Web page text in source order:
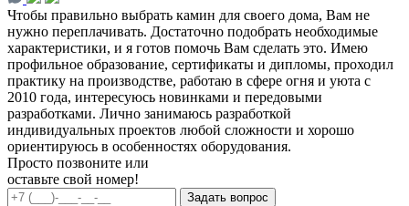
Чтобы правильно выбрать камин для своего дома, Вам не
нужно переплачивать. Достаточно подобрать необходимые
характеристики, и я готов помочь Вам сделать это. Имею
профильное образование, сертификаты и дипломы, проходил
практику на производстве, работаю в сфере огня и уюта с
2010 года, интересуюсь новинками и передовыми
разработками. Лично занимаюсь разработкой
индивидуальных проектов любой сложности и хорошо
ориентируюсь в особенностях оборудования.
Просто позвоните или
оставьте свой номер!
Задать вопрос